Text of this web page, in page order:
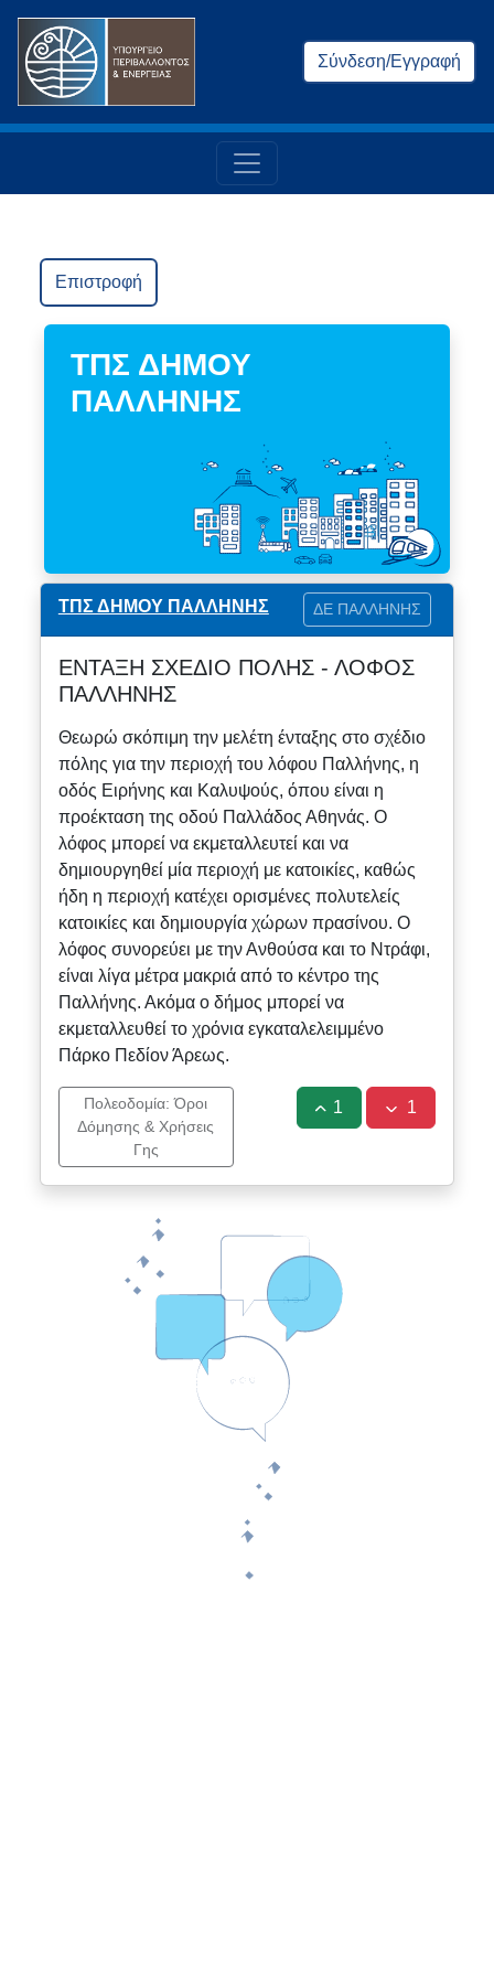
Σύνδεση/Εγγραφή
Επιστροφή
ΤΠΣ ΔΗΜΟΥ
ΠΑΛΛΗΝΗΣ
ΤΠΣ ΔΗΜΟΥ ΠΑΛΛΗΝΗΣ ΔΕ ΠΑΛΛΗΝΗΣ
ΕΝΤΑΞΗ ΣΧΕΔΙΟ ΠΟΛΗΣ - ΛΟΦΟΣ
ΠΑΛΛΗΝΗΣ
Θεωρώ σκόπιμη την μελέτη ένταξης στο σχέδιο
πόλης για την περιοχή του λόφου Παλλήνης, η
οδός Ειρήνης και Καλυψούς, όπου είναι η
προέκταση της οδού Παλλάδος Αθηνάς. Ο
λόφος μπορεί να εκμεταλλευτεί και να
δημιουργηθεί μία περιοχή με κατοικίες, καθώς
ήδη η περιοχή κατέχει ορισμένες πολυτελείς
κατοικίες και δημιουργία χώρων πρασίνου. Ο
λόφος συνορεύει με την Ανθούσα και το Ντράφι,
είναι λίγα μέτρα μακριά από το κέντρο της
Παλλήνης. Ακόμα ο δήμος μπορεί να
εκμεταλλευθεί το χρόνια εγκαταλελειμμένο
Πάρκο Πεδίον Άρεως.
Πολεοδομία: Όροι
Δόμησης & Χρήσεις
Γης
1 1